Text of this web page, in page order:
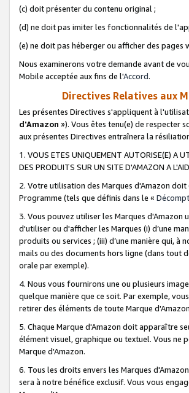
(c) doit présenter du contenu original ;
(d) ne doit pas imiter les fonctionnalités de
(e) ne doit pas héberger ou afficher des pages
Nous examinerons votre demande avant de
Mobile acceptée aux fins de l'Accord.
Directives Relatives aux
Les présentes Directives s'appliquent à
d'Amazon »). Vous êtes tenu(e) de respecter
aux présentes Directives entraînera la
1. VOUS ETES UNIQUEMENT AUTORISE(E) A
DES PRODUITS SUR UN SITE D'AMAZON A
2. Votre utilisation des Marques d'Amazon
Programme (tels que définis dans le «
3. Vous pouvez utiliser les Marques d'Amazon
d'utiliser ou d'afficher les Marques (i) d’une
produits ou services ; (iii) d’une manière qui,
mails ou des documents hors ligne (dans tout
orale par exemple).
4. Nous vous fournirons une ou plusieurs
quelque manière que ce soit. Par exemple,
retirer des éléments de toute Marque
5. Chaque Marque d'Amazon doit apparaître
élément visuel, graphique ou textuel. Vous ne
Marque d'Amazon.
6. Tous les droits envers les Marques
sera à notre bénéfice exclusif. Vous vous